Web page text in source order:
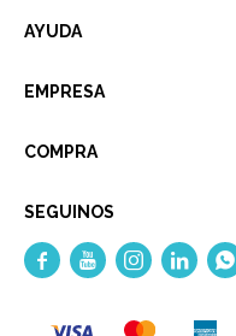
AYUDA
EMPRESA
COMPRA
SEGUINOS
    